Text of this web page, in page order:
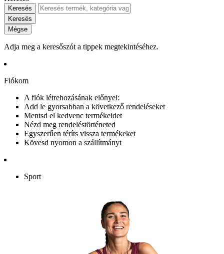
Keresés
Keresés
Mégse
Adja meg a keresőszót a tippek megtekintéséhez.
Fiókom
A fiók létrehozásának előnyei:
Add le gyorsabban a következő rendeléseket
Mentsd el kedvenc termékeidet
Nézd meg rendeléstörténeted
Egyszerűen téríts vissza termékeket
Kövesd nyomon a szállítmányt
Sport